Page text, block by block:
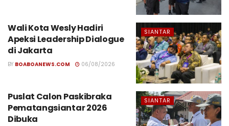
SIANTAR
Wali Kota Wesly Hadiri
Apeksi Leadership Dialogue
di Jakarta
BY BOABOANEWS.COM 06/08/2026
SIANTAR
Puslat Calon Paskibraka
Pematangsiantar 2026
Dibuka